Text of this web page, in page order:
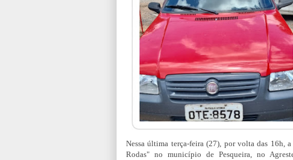
Nessa última terça-feira (27), por volta das 16h,
Rodas" no município de Pesqueira, no